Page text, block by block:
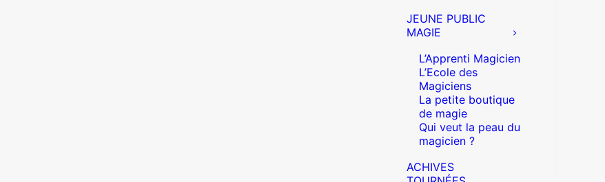
JEUNE PUBLIC
MAGIE
L’Apprenti Magicien
L’Ecole des
Magiciens
La petite boutique
de magie
Qui veut la peau du
magicien ?
ACHIVES